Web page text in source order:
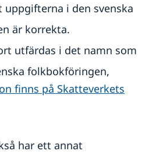
uppgifterna i den svenska
är korrekta.
utfärdas i det namn som
folkbokföringen,
finns på Skatteverkets
har ett annat